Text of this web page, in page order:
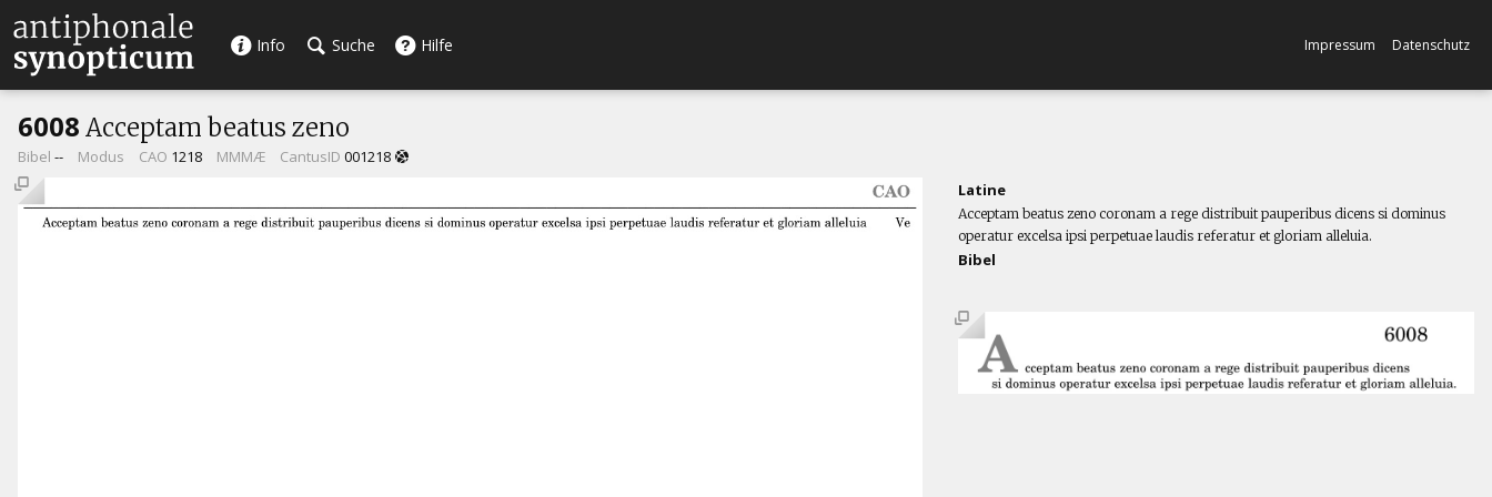
Info Suche Hilfe Impressum Datenschutz
6008 Acceptam beatus zeno
Bibel -- Modus CAO 1218 MMMÆ CantusID 001218
Latine
Acceptam beatus zeno coronam a rege distribuit pauperibus dicens si dominus
operatur excelsa ipsi perpetuae laudis referatur et gloriam alleluia.
Bibel